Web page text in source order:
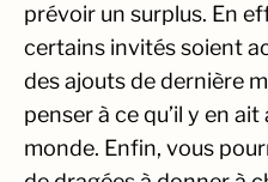
prévoir un surplus. En
certains invités soient
des ajouts de dernière
penser à ce qu’il y en
monde. Enfin, vous